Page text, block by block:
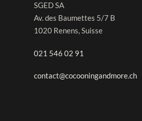
SGED SA
Av. des Baumettes 5/7 B
1020 Renens, Suisse
021 546 02 91
contact@cocooningandmore.ch